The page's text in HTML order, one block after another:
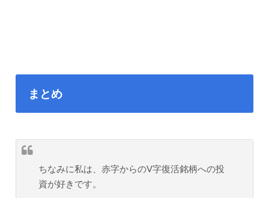
まとめ
ちなみに私は、赤字からのV字復活銘柄への投
資が好きです。